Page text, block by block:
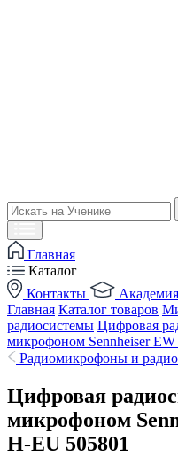
Главная
Каталог
Контакты
Академия
Главная Каталог товаров
радиосистемы Цифровая
микрофоном Sennheiser
Радиомикрофоны и
Цифровая
микрофоном
H-EU 505801